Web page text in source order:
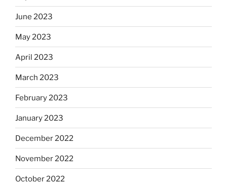
June 2023
May 2023
April 2023
March 2023
February 2023
January 2023
December 2022
November 2022
October 2022